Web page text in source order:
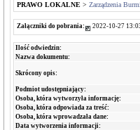
PRAWO LOKALNE > Zarządzenia
Załączniki do pobrania: 2022-10-27
Ilość odwiedzin:
Nazwa dokumentu:
Skrócony opis:
Podmiot udostępniający:
Osoba, która wytworzyła informację:
Osoba, która odpowiada za treść:
Osoba, która wprowadzała dane:
Data wytworzenia informacji: